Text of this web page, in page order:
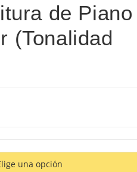
de Piano
(Tonalidad